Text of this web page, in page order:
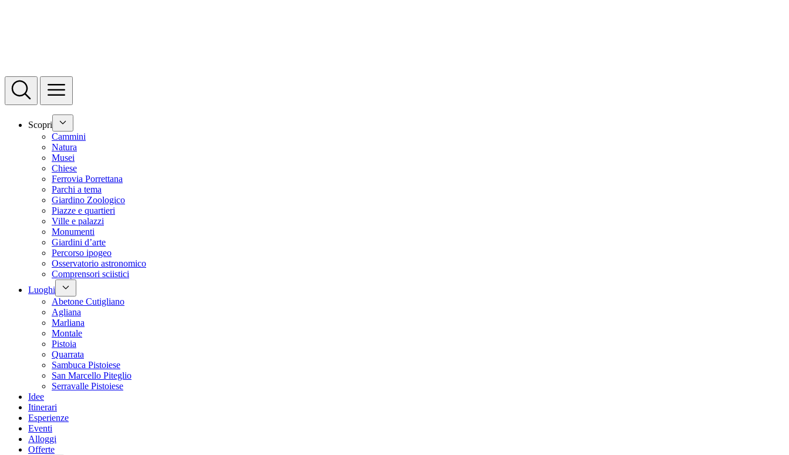
Scopri
Cammini
Natura
Musei
Chiese
Ferrovia Porrettana
Parchi a tema
Giardino Zoologico
Piazze e quartieri
Ville e palazzi
Monumenti
Giardini d’arte
Percorso ipogeo
Osservatorio astronomico
Comprensori sciistici
Luoghi
Abetone Cutigliano
Agliana
Marliana
Montale
Pistoia
Quarrata
Sambuca Pistoiese
San Marcello Piteglio
Serravalle Pistoiese
Idee
Itinerari
Esperienze
Eventi
Alloggi
Offerte